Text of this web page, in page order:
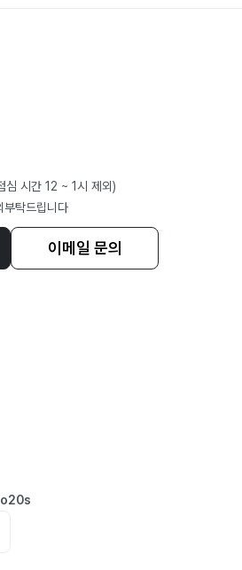
하고 싶지 않은가 보다•134
리자•140
온 친구의 전화•154
시간 12 ~ 1시 제외)
부탁드립니다
이메일 문의